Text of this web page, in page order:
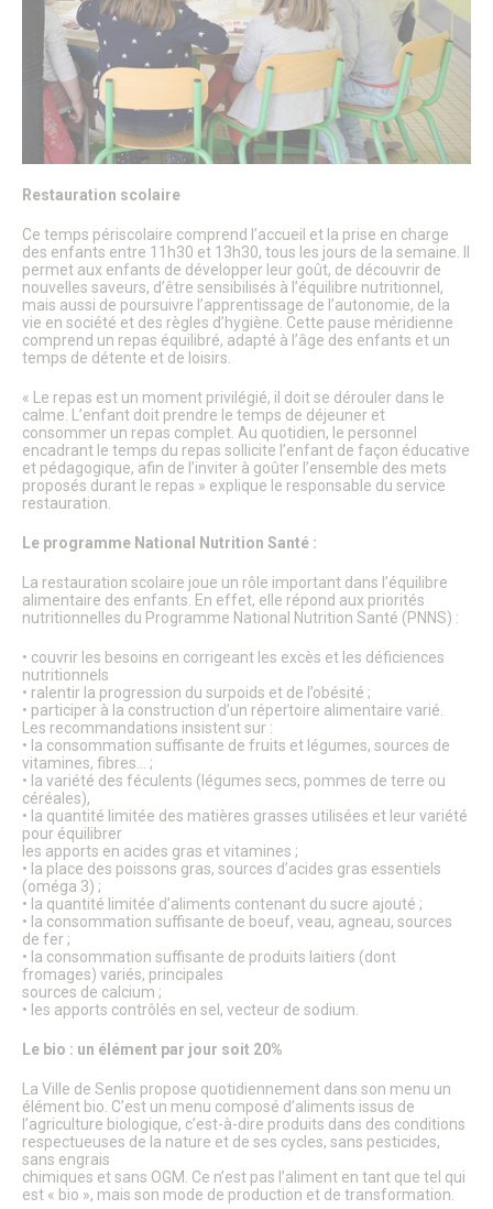
LA MAIRIE
Le Maire
Discours du Maire
Les élus
Vie de la municipalité
Le Conseil Municipal
Affichage Légal
Finances
Proximité et vie des quartiers
Senlis soutient le GHPSO
Soutien aux Ukrainiens
Cérémonies commémoratives
Les cérémonies des Vœux
Senlis, ville en projets
Les Maisons de Quartier
Restauration du Château Royal de Senlis
Voyage au temps des premiers Rois de France
Nouveau conservatoire
Le site d’Ordener
Action Cœur de Ville
L’ecoQuartier de la gare – Phase 2
L’ÉcoQuartier de la Gare – genèse du projet
Passeport du civisme
Programmation des fonds européens – ITI
La Maison de la Petite Enfance
Citoyenneté – État Civil
État Civil
Demandes d’actes
Élections
Label Marianne
Le Grand Débat National
Cimetières et nécropole nationale
Recensement militaire
Mes démarches
Les services municipaux
Services Espaces verts
Sport
Urbanisme
Les permanences de médiation
Service Citoyenneté – Etat Civil
Service jeunesse – Spot
Les permanences de médiation
Le Conciliateur de justice
Numéros d’urgence & contacts utiles
Emploi & Stages
CADRE DE VIE
Énergie & Environnement
Plan de sobriété énergétique
Alerte sécheresse
Plan de Prévention du Bruit dans L’Environnement
Restauration scolaire
Ce temps périscolaire comprend l’accueil et la prise en charge
des enfants entre 11h30 et 13h30, tous les jours de la semaine. Il
permet aux enfants de développer leur goût, de découvrir de
nouvelles saveurs, d’être sensibilisés à l’équilibre nutritionnel,
mais aussi de poursuivre l’apprentissage de l’autonomie, de la
vie en société et des règles d’hygiène. Cette pause méridienne
comprend un repas équilibré, adapté à l’âge des enfants et un
temps de détente et de loisirs.
« Le repas est un moment privilégié, il doit se dérouler dans le
calme. L’enfant doit prendre le temps de déjeuner et
consommer un repas complet. Au quotidien, le personnel
encadrant le temps du repas sollicite l’enfant de façon éducative
et pédagogique, afin de l’inviter à goûter l’ensemble des mets
proposés durant le repas » explique le responsable du service
restauration.
Le programme National Nutrition Santé :
La restauration scolaire joue un rôle important dans l’équilibre
alimentaire des enfants. En effet, elle répond aux priorités
nutritionnelles du Programme National Nutrition Santé (PNNS) :
• couvrir les besoins en corrigeant les excès et les déficiences
nutritionnels
• ralentir la progression du surpoids et de l’obésité ;
• participer à la construction d’un répertoire alimentaire varié.
Les recommandations insistent sur :
• la consommation suffisante de fruits et légumes, sources de
vitamines, fibres… ;
• la variété des féculents (légumes secs, pommes de terre ou
céréales),
• la quantité limitée des matières grasses utilisées et leur variété
pour équilibrer
les apports en acides gras et vitamines ;
• la place des poissons gras, sources d’acides gras essentiels
(oméga 3) ;
• la quantité limitée d’aliments contenant du sucre ajouté ;
• la consommation suffisante de boeuf, veau, agneau, sources
de fer ;
• la consommation suffisante de produits laitiers (dont
fromages) variés, principales
sources de calcium ;
• les apports contrôlés en sel, vecteur de sodium.
Le bio : un élément par jour soit 20%
La Ville de Senlis propose quotidiennement dans son menu un
élément bio. C’est un menu composé d’aliments issus de
l’agriculture biologique, c’est-à-dire produits dans des conditions
respectueuses de la nature et de ses cycles, sans pesticides,
sans engrais
chimiques et sans OGM. Ce n’est pas l’aliment en tant que tel qui
est « bio », mais son mode de production et de transformation.